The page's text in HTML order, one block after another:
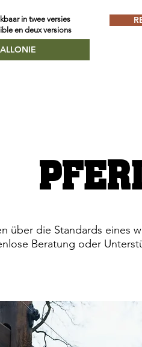
in twee versies
en deux versions
über die Standards eines
Beratung oder